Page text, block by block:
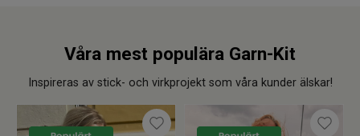
Våra mest populära Garn-Kit
Inspireras av stick- och virkprojekt som våra kunder älskar!